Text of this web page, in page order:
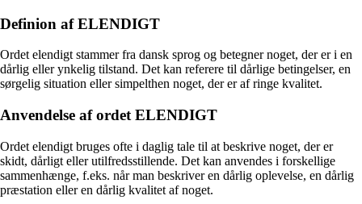
Definion af ELENDIGT
Ordet elendigt stammer fra dansk sprog og betegner noget, der er i en
dårlig eller ynkelig tilstand. Det kan referere til dårlige betingelser, en
sørgelig situation eller simpelthen noget, der er af ringe kvalitet.
Anvendelse af ordet ELENDIGT
Ordet elendigt bruges ofte i daglig tale til at beskrive noget, der er
skidt, dårligt eller utilfredsstillende. Det kan anvendes i forskellige
sammenhænge, f.eks. når man beskriver en dårlig oplevelse, en dårlig
præstation eller en dårlig kvalitet af noget.